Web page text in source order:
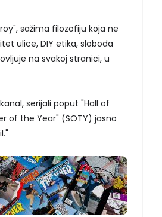
sažima filozofiju koja ne
ulice, DIY etika, sloboda
na svakoj stranici, u
serijali poput "Hall of
of the Year" (SOTY) jasno